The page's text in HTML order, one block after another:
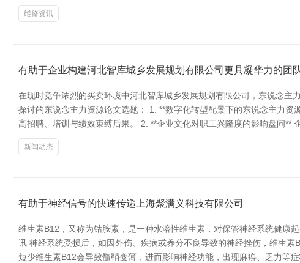
维修资讯
有助于企业构建河北智库城乡发展规划有限公司更具凝华力的团
在现时竞争浓烈的买卖环境中河北智库城乡发展规划有限公司，东说念
探讨的东说念主力资源论文选题： 1. **数字化转型配景下的东说念主力
高招聘、培训与绩效束缚后果。 2. **企业文化对职工兴隆度的影响盘问**
新闻动态
有助于神经信号的快速传递上海聚满义科技有限公司
维生素B12，又称为钴胺素，是一种水溶性维生素，对保管神经系统健康
讯 神经系统受损后，如因外伤、疾病或养分不良导致的神经挫伤，维生
短少维生素B12会导致髓鞘变薄，进而影响神经功能，出现麻痹、乏力等